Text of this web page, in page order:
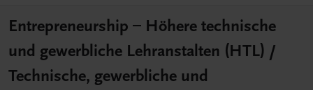
Entrepreneurship – Höhere technische
und gewerbliche Lehranstalten (HTL) /
Technische, gewerbliche und